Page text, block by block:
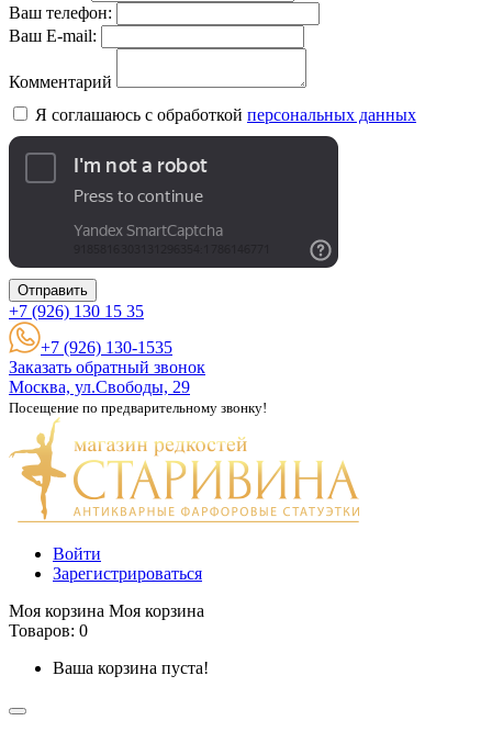
Ваш телефон:
Ваш E-mail:
Комментарий
Я соглашаюсь с обработкой персональных данных
Отправить
+7 (926) 130 15 35
+7 (926) 130-1535
Заказать обратный звонок
Москва, ул.Свободы, 29
Посещение по предварительному звонку!
Войти
Зарегистрироваться
Моя корзина Моя корзина
Товаров: 0
Ваша корзина пуста!